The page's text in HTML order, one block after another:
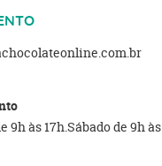
9h às 17h.Sábado de 9h às